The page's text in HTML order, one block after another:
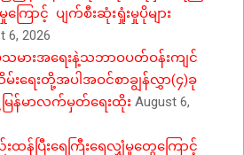
ကြောင့် ပျက်စီးဆုံးရှုံးမှုပိုများ
6, 2026
ားအရေးနဲ့သဘာဝပတ်ဝန်းကျင်
းရေးတို့အပါအဝင်စာချွန်လွှာ(၄)ခု
ြန်မာလက်မှတ်ရေးထိုး August 6,
ထန်ပြီးရေကြီးရေလျှံမှုတွေကြောင့်